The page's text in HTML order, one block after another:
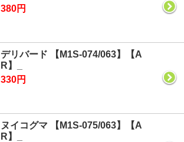
380円
デリバード 【M1S-074/063】【A
R】_
330円
ヌイコグマ 【M1S-075/063】【A
R】_